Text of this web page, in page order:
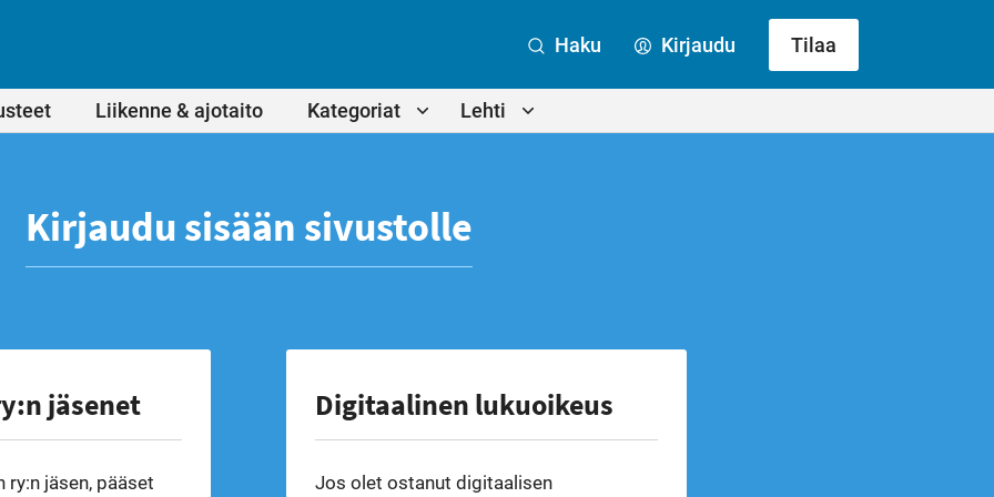
Liikenne & ajotaito Kategoriat Lehti
Haku Kirjaudu Tilaa
Kirjaudu sisään sivustolle
jäsenet
ry:n jäsen, pääset
Digitaalinen lukuoikeus
Jos olet ostanut digitaalisen